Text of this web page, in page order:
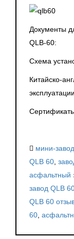
Документы
QLB-60:
Схема
Китайско-
мини-завод
QLB 60,
асфальтный
завод QLB
QLB 60
60,